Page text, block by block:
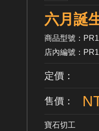
六月誕
商品型號：
店內編號：
定價：
售價：
寶石切工